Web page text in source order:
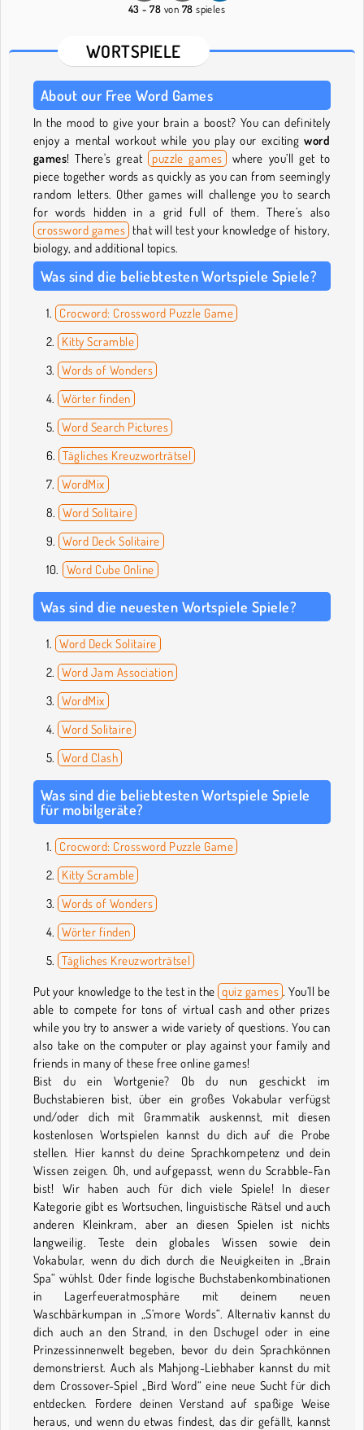
43 - 78 von 78 spieles
WORTSPIELE
About our Free Word Games
In the mood to give your brain a boost? You can definitely
enjoy a mental workout while you play our excitingword
games! There's great puzzle games where you’ll get to
piece together words as quickly as you can from seemingly
random letters. Other games will challenge you to search
for words hidden in a grid full of them. There’s also
crossword games that will test your knowledge of history,
biology, and additional topics.
Was sind die beliebtesten Wortspiele Spiele?
Crocword: Crossword Puzzle Game
Kitty Scramble
Words of Wonders
Wörter finden
Word Search Pictures
Tägliches Kreuzworträtsel
WordMix
Word Solitaire
Word Deck Solitaire
Word Cube Online
Was sind die neuesten Wortspiele Spiele?
Word Deck Solitaire
Word Jam Association
WordMix
Word Solitaire
Word Clash
Was sind die beliebtesten Wortspiele Spiele
für mobilgeräte?
Crocword: Crossword Puzzle Game
Kitty Scramble
Words of Wonders
Wörter finden
Tägliches Kreuzworträtsel
Put your knowledge to the test in the quiz games . You’ll be
able to compete for tons of virtual cash and other prizes
while you try to answer a wide variety of questions. You can
also take on the computer or play against your family and
friends in many of these free online games!
Bist du ein Wortgenie? Ob du nun geschickt im
Buchstabieren bist, über ein großes Vokabular verfügst
und/oder dich mit Grammatik auskennst, mit diesen
kostenlosen Wortspielen kannst du dich auf die Probe
stellen. Hier kannst du deine Sprachkompetenz und dein
Wissen zeigen. Oh, und aufgepasst, wenn du Scrabble-Fan
bist! Wir haben auch für dich viele Spiele! In dieser
Kategorie gibt es Wortsuchen, linguistische Rätsel und auch
anderen Kleinkram, aber an diesen Spielen ist nichts
langweilig. Teste dein globales Wissen sowie dein
Vokabular, wenn du dich durch die Neuigkeiten in „Brain
Spa“ wühlst. Oder finde logische Buchstabenkombinationen
in Lagerfeueratmosphäre mit deinem neuen
Waschbärkumpan in „S‘more Words“. Alternativ kannst du
dich auch an den Strand, in den Dschugel oder in eine
Prinzessinnenwelt begeben, bevor du dein Sprachkönnen
demonstrierst. Auch als Mahjong-Liebhaber kannst du mit
dem Crossover-Spiel „Bird Word“ eine neue Sucht für dich
entdecken. Fordere deinen Verstand auf spaßige Weise
heraus, und wenn du etwas findest, das dir gefällt, kannst